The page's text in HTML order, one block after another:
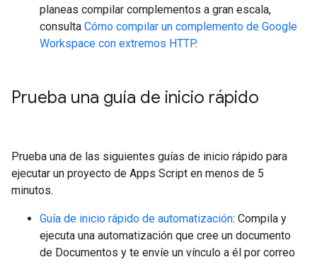
planeas compilar complementos a gran escala,
consulta Cómo compilar un complemento de Google
Workspace con extremos HTTP.
Prueba una guía de inicio rápido
Prueba una de las siguientes guías de inicio rápido para
ejecutar un proyecto de Apps Script en menos de 5
minutos.
Guía de inicio rápido de automatización: Compila y
ejecuta una automatización que cree un documento
de Documentos y te envíe un vínculo a él por correo